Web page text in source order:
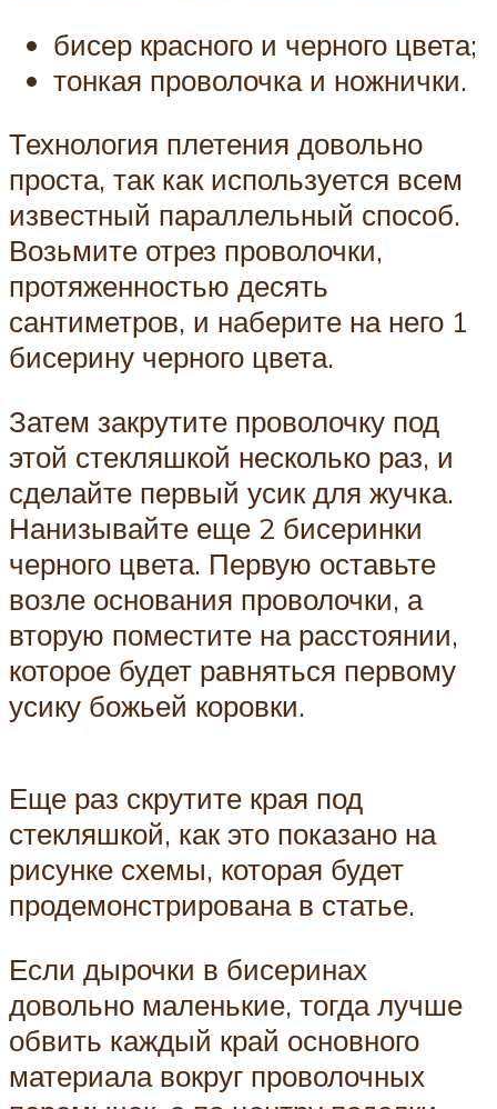
бисер красного и черного цвета;
тонкая проволочка и ножнички.
Технология плетения довольно
проста, так как используется всем
известный параллельный способ.
Возьмите отрез проволочки,
протяженностью десять
сантиметров, и наберите на него 1
бисерину черного цвета.
Затем закрутите проволочку под
этой стекляшкой несколько раз, и
сделайте первый усик для жучка.
Нанизывайте еще 2 бисеринки
черного цвета. Первую оставьте
возле основания проволочки, а
вторую поместите на расстоянии,
которое будет равняться первому
усику божьей коровки.
Еще раз скрутите края под
стекляшкой, как это показано на
рисунке схемы, которая будет
продемонстрирована в статье.
Если дырочки в бисеринах
довольно маленькие, тогда лучше
обвить каждый край основного
материала вокруг проволочных